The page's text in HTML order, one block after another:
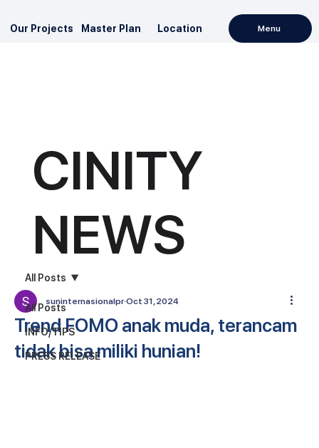
Our Projects Master Plan Location Menu
CINITY
NEWS
All Posts
INFO/TIPS
PRESS RELEASE
All Posts
Trend FOMO anak muda, terancam
tidak bisa miliki hunian!
suninternasionalpr Oct 31, 2024